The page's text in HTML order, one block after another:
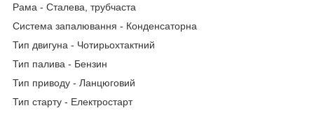
Рама - Сталева, трубчаста
Система запалювання - Конденсаторна
Тип двигуна - Чотирьохтактний
Тип палива - Бензин
Тип приводу - Ланцюговий
Тип старту - Електростарт